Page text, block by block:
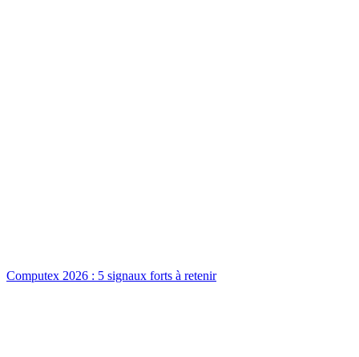
Computex 2026 : 5 signaux forts à retenir